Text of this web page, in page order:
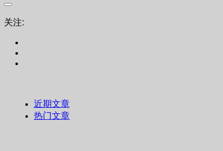
关注:
近期文章
热门文章